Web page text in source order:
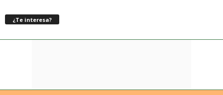
¿Te interesa?